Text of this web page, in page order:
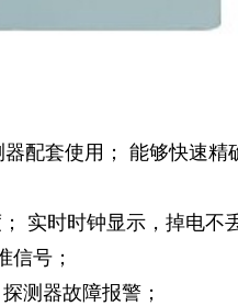
配套使用； 能够快速精
实时时钟显示，掉电不
号；
测器故障报警；